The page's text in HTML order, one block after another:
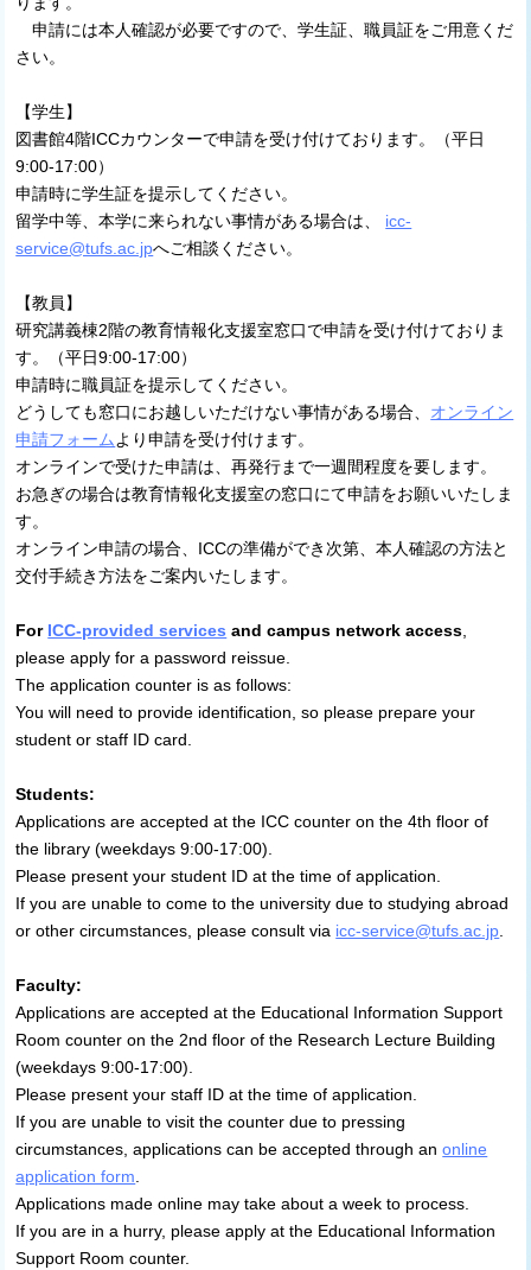
申請には本人確認が必要ですので、学生証、職員証をご用意くだ
さい。
【学生】
図書館4階ICCカウンターで申請を受け付けております。（平日
9:00-17:00）
申請時に学生証を提示してください。
留学中等、本学に来られない事情がある場合は、 icc-
service@tufs.ac.jpへご相談ください。
【教員】
研究講義棟2階の教育情報化支援室窓口で申請を受け付けておりま
す。（平日9:00-17:00）
申請時に職員証を提示してください。
どうしても窓口にお越しいただけない事情がある場合、 オンライン
申請フォームより申請を受け付けます。
オンラインで受けた申請は、再発行まで一週間程度を要します。
お急ぎの場合は教育情報化支援室の窓口にて申請をお願いいたしま
す。
オンライン申請の場合、ICCの準備ができ次第、本人確認の方法と
交付手続き方法をご案内いたします。
For ICC-provided services and campus network access,
please apply for a password reissue.
The application counter is as follows:
You will need to provide identification, so please prepare your
student or staff ID card.
Students:
Applications are accepted at the ICC counter on the 4th floor of
the library (weekdays 9:00-17:00).
Please present your student ID at the time of application.
If you are unable to come to the university due to studying abroad
or other circumstances, please consult via icc-service@tufs.ac.jp.
Faculty:
Applications are accepted at the Educational Information Support
Room counter on the 2nd floor of the Research Lecture Building
(weekdays 9:00-17:00).
Please present your staff ID at the time of application.
If you are unable to visit the counter due to pressing
circumstances, applications can be accepted through anonline
application form.
Applications made online may take about a week to process.
If you are in a hurry, please apply at the Educational Information
Support Room counter.